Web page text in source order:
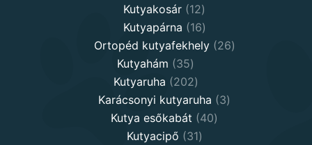
products
Kutyakosár 1212
products
Kutyapárna 1616
products
Ortopéd kutyafekhely 2626
Kutyahám 3535
products
Kutyaruha 202202
products
Karácsonyi kutyaruha 33
Kutya esőkabát 4040
Kutyacipő 3131